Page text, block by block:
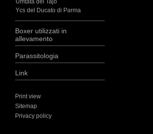
Umtata del Tajo
Ycs del Ducato di Parma
Boxer utilizzati in
allevamento
Parassitologia
Link
Print view
Sitemap
Privacy policy